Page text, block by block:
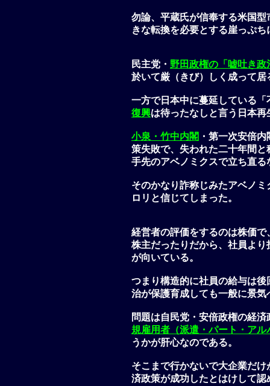
勿論、平蔵氏が信奉する米国
きな転換を必要とする崖っぷ
民主党・ 野田政権の「嘘吐き政
於いて厳（きび）しく成って居
一方で日本中に蔓延している
復興は待ったなしと言う日本
小泉・竹中内閣 ・第一次安倍
策失敗で、失われた二十年間
手先のアベノミクスで立ち直
そのかなり詐称じみたアベノ
ロリと信じてしまった。
経営者の評価をするのは株価
株主だったりだから、社員よ
が向いている。
つまり構造的に社員の給与は
治が保護育成しても一般に景
問題は自民党・安倍政権の経
規雇用者（派遣・パート・アル
うかが肝心なのである。
そこまで行かないで大企業だ
済政策が成功したとはけして認